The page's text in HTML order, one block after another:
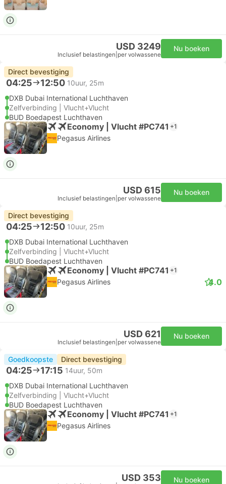
USD 3249
Inclusief belastingen per volwassene
Nu boeken
Direct bevestiging
04:25 12:50 10uur, 25m
DXB Dubai International Luchthaven
Zelfverbinding | Vlucht+Vlucht
BUD Boedapest Luchthaven
Economy | Vlucht #PC741 +1
Pegasus Airlines
USD 615
Inclusief belastingen per volwassene
Nu boeken
Direct bevestiging
04:25 12:50 10uur, 25m
DXB Dubai International Luchthaven
Zelfverbinding | Vlucht+Vlucht
BUD Boedapest Luchthaven
Economy | Vlucht #PC741 +1
Pegasus Airlines 4.0
USD 621
Inclusief belastingen per volwassene
Nu boeken
Goedkoopste Direct bevestiging
04:25 17:15 14uur, 50m
DXB Dubai International Luchthaven
Zelfverbinding | Vlucht+Vlucht
BUD Boedapest Luchthaven
Economy | Vlucht #PC741 +1
Pegasus Airlines
USD 353 Nu boeken